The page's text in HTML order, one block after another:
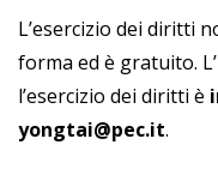
L’esercizio dei diritti
forma ed è gratuito.
l’esercizio dei diritti è
yongtai@pec.it.